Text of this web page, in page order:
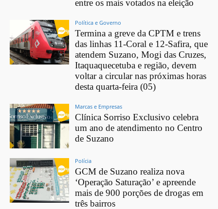
entre os mais votados na eleição
Política e Governo
Termina a greve da CPTM e trens
das linhas 11-Coral e 12-Safira, que
atendem Suzano, Mogi das Cruzes,
Itaquaquecetuba e região, devem
voltar a circular nas próximas horas
desta quarta-feira (05)
Marcas e Empresas
Clínica Sorriso Exclusivo celebra
um ano de atendimento no Centro
de Suzano
Polícia
GCM de Suzano realiza nova
‘Operação Saturação’ e apreende
mais de 900 porções de drogas em
três bairros